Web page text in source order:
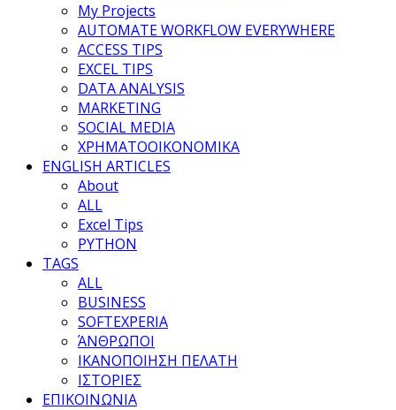
My Projects
AUTOMATE WORKFLOW EVERYWHERE
ACCESS TIPS
EXCEL TIPS
DATA ANALYSIS
MARKETING
SOCIAL MEDIA
ΧΡΗΜΑΤΟΟΙΚΟΝΟΜΙΚΑ
ENGLISH ARTICLES
About
ALL
Excel Tips
PYTHON
TAGS
ALL
BUSINESS
SOFTEXPERIA
ΆΝΘΡΩΠΟΙ
ΙΚΑΝΟΠΟΙΗΣΗ ΠΕΛΑΤΗ
ΙΣΤΟΡΙΕΣ
ΕΠΙΚΟΙΝΩΝΙΑ